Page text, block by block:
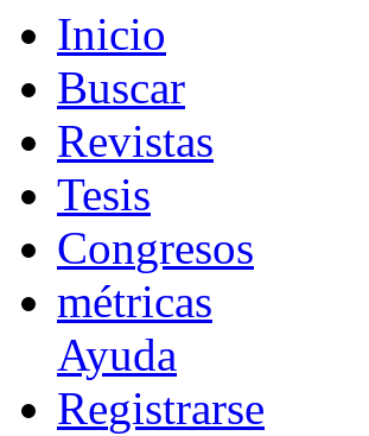
Inicio
Buscar
Revistas
Tesis
Congresos
métricas
Ayuda
Registrarse